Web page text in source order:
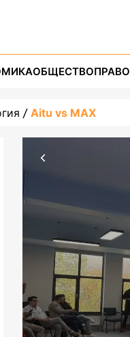
ОБЩЕСТВОПРАВО
Aitu vs MAX